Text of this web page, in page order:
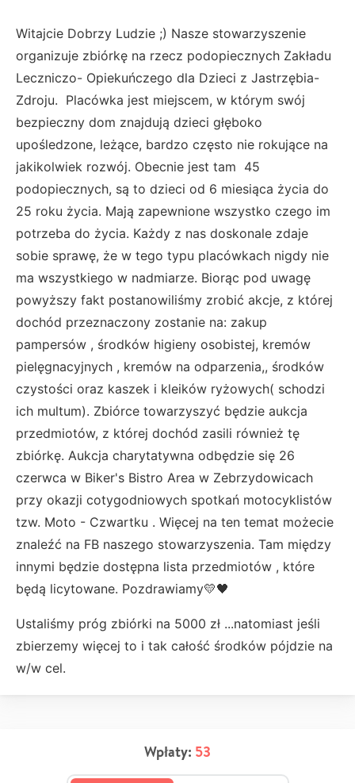
Witajcie Dobrzy Ludzie ;) Nasze stowarzyszenie
organizuje zbiórkę na rzecz podopiecznych Zakładu
Leczniczo- Opiekuńczego dla Dzieci z Jastrzębia-
Zdroju. Placówka jest miejscem, w którym swój
bezpieczny dom znajdują dzieci głęboko
upośledzone, leżące, bardzo często nie rokujące na
jakikolwiek rozwój. Obecnie jest tam 45
podopiecznych, są to dzieci od 6 miesiąca życia do
25 roku życia. Mają zapewnione wszystko czego im
potrzeba do życia. Każdy z nas doskonale zdaje
sobie sprawę, że w tego typu placówkach nigdy nie
ma wszystkiego w nadmiarze. Biorąc pod uwagę
powyższy fakt postanowiliśmy zrobić akcje, z której
dochód przeznaczony zostanie na: zakup
pampersów , środków higieny osobistej, kremów
pielęgnacyjnych , kremów na odparzenia,, środków
czystości oraz kaszek i kleików ryżowych( schodzi
ich multum). Zbiórce towarzyszyć będzie aukcja
przedmiotów, z której dochód zasili również tę
zbiórkę. Aukcja charytatywna odbędzie się 26
czerwca w Biker's Bistro Area w Zebrzydowicach
przy okazji cotygodniowych spotkań motocyklistów
tzw. Moto - Czwartku . Więcej na ten temat możecie
znaleźć na FB naszego stowarzyszenia. Tam między
innymi będzie dostępna lista przedmiotów , które
będą licytowane. Pozdrawiamy💛🖤
Ustaliśmy próg zbiórki na 5000 zł ...natomiast jeśli
zbierzemy więcej to i tak całość środków pójdzie na
w/w cel.
Wpłaty: 53